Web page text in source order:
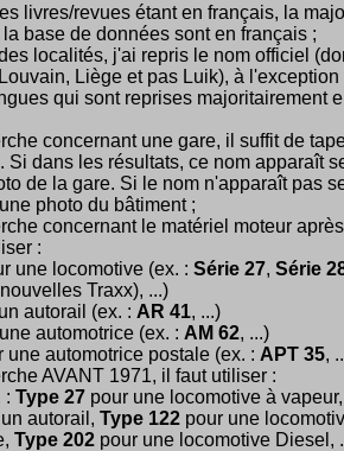
livres/revues étant en français, la
base de données sont en français ;
localités, j'ai repris le nom officiel
Liège et pas Luik), à l'exception
qui sont reprises majoritairement
concernant une gare, il suffit de
Si dans les résultats, ce nom apparaît
de la gare. Si le nom n'apparaît pas
photo du bâtiment ;
concernant le matériel moteur après
:
une locomotive (ex. : Série 27, Série
Traxx), ...)
autorail (ex. : AR 41, ...)
automotrice (ex. : AM 62, ...)
une automotrice postale (ex. : APT 35,
AVANT 1971, il faut utiliser :
: Type 27 pour une locomotive à
autorail, Type 122 pour une
Type 202 pour une locomotive Diesel,